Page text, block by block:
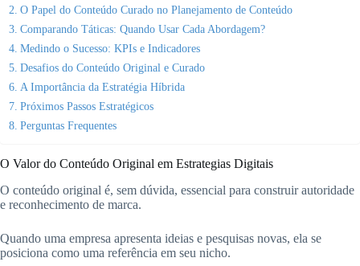
O Papel do Conteúdo Curado no Planejamento de Conteúdo
Comparando Táticas: Quando Usar Cada Abordagem?
Medindo o Sucesso: KPIs e Indicadores
Desafios do Conteúdo Original e Curado
A Importância da Estratégia Híbrida
Próximos Passos Estratégicos
Perguntas Frequentes
O Valor do Conteúdo Original em Estrategias Digitais
O conteúdo original é, sem dúvida, essencial para construir autoridade
e reconhecimento de marca.
Quando uma empresa apresenta ideias e pesquisas novas, ela se
posiciona como uma referência em seu nicho.